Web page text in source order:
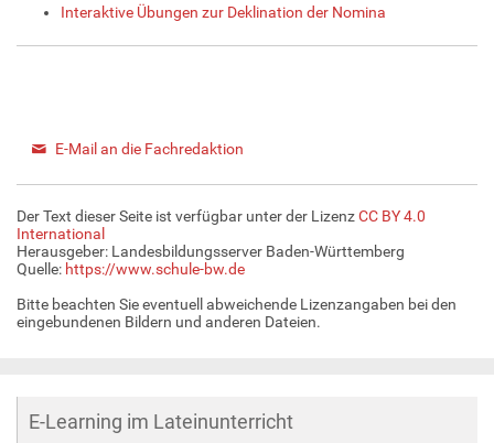
Interaktive Übungen zur Deklination der Nomina
E-Mail an die Fachredaktion
Der Text dieser Seite ist verfügbar unter der LizenzCC BY 4.0
International
Herausgeber: Landesbildungsserver Baden-Württemberg
Quelle: https://www.schule-bw.de
Bitte beachten Sie eventuell abweichende Lizenzangaben bei den
eingebundenen Bildern und anderen Dateien.
E-Learning im Lateinunterricht